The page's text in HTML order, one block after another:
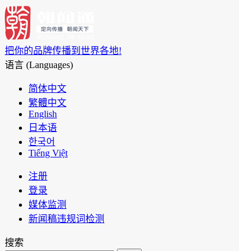
把你的品牌传播到世界各地!
语言 (Languages)
简体中文
繁體中文
English
日本语
한국어
Tiếng Việt
注册
登录
媒体监测
新闻稿违规词检测
搜索